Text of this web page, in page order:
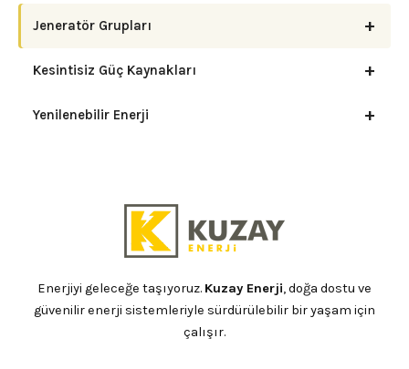
+
Jeneratör Grupları
+
Kesintisiz Güç Kaynakları
+
Yenilenebilir Enerji
Enerjiyi geleceğe taşıyoruz. Kuzay Enerji, doğa dostu ve
güvenilir enerji sistemleriyle sürdürülebilir bir yaşam için
çalışır.